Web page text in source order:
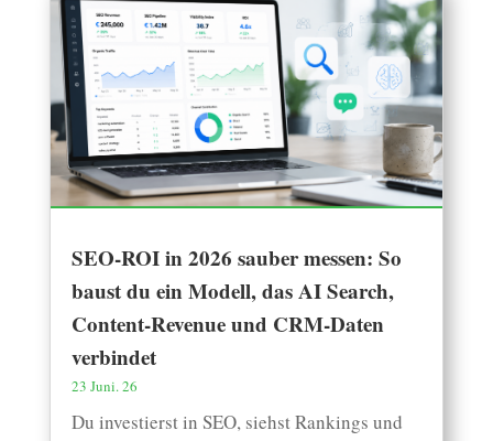
SEO-ROI in 2026 sauber messen: So
baust du ein Modell, das AI Search,
Content-Revenue und CRM-Daten
verbindet
23 Juni. 26
Du investierst in SEO, siehst Rankings und